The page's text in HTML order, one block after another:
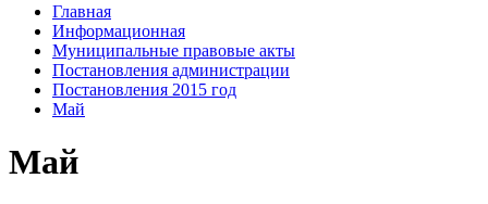
Главная
Информационная
Муниципальные правовые акты
Постановления администрации
Постановления 2015 год
Май
Май